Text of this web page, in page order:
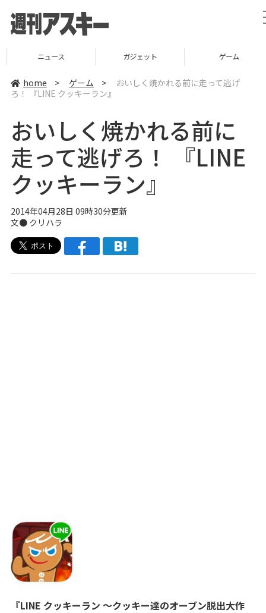
ニュース ガジェット ゲーム
home > ゲーム >
おいしく焼かれる前に走って逃げ
ろ！ 『LINE クッキーラン』
おいしく焼かれる前に
走って逃げろ！ 『LINE
クッキーラン』
2014年04月28日 09時30分更新
文● クリハラ
『LINE クッキーラン ～クッキー達のオーブン脱出大作